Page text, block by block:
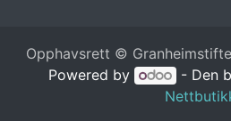
Opphavsrett ©
Powered by - Den